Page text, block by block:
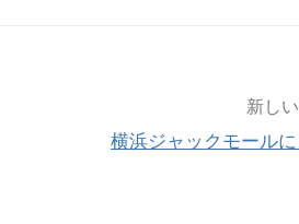
新し
横浜ジャックモール